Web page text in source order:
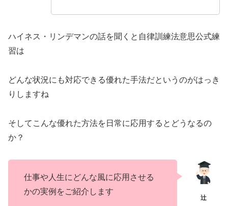
ハイネス・リンデマンの話を聞くと自律訓練法意思公式練
習は
どんな状況にも対応できる優れた手法だというのがはっき
りしますね
そしてこんな優れた方法を日常に応用するとどうなるの
か？
仕事や人生にどんな風に応用させる
かの実例をご紹介します